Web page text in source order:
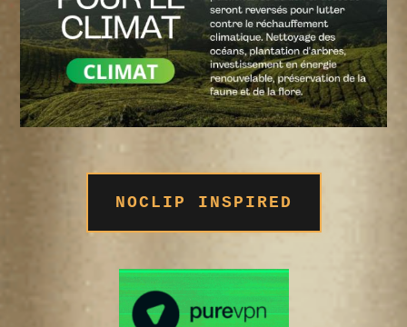
NOCLIP INSPIRED